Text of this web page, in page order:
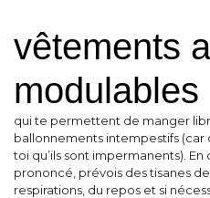
vêtements
modulables
qui te permettent de manger
ballonnements intempestifs (car
toi qu’ils sont impermanents).
prononcé, prévois des tisanes
respirations, du repos et si